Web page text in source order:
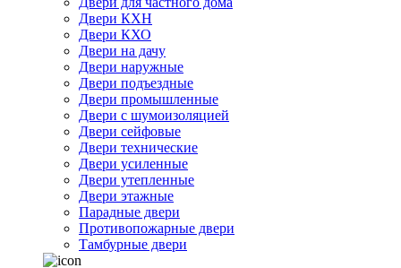
Двери КХН
Двери КХО
Двери на дачу
Двери наружные
Двери подъездные
Двери промышленные
Двери с шумоизоляцией
Двери сейфовые
Двери технические
Двери усиленные
Двери утепленные
Двери этажные
Парадные двери
Противопожарные двери
Тамбурные двери